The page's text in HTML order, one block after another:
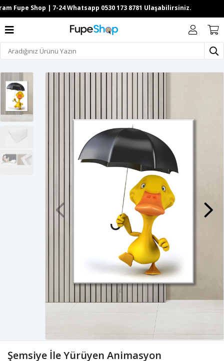
Şemsiye İle Yürüyen Animasyon